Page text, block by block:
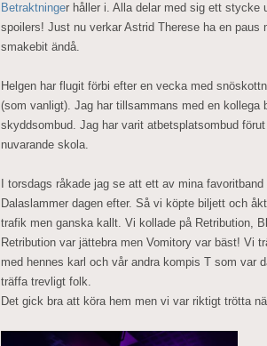
Betraktninger håller i. Alla delar med sig ett stycke
spoilers! Just nu verkar Astrid Therese ha en paus
smakebit ändå.
Helgen har flugit förbi efter en vecka med
(som vanligt). Jag har tillsammans med en kollega
skyddsombud. Jag har varit atbetsplatsombud
nuvarande skola.
I torsdags råkade jag se att ett av mina
Dalaslammer dagen efter. Så vi köpte biljett och
trafik men ganska kallt. Vi kollade på Retribution,
Retribution var jättebra men Vomitory var bäst! Vi
med hennes karl och vår andra kompis T som var
träffa trevligt folk.
Det gick bra att köra hem men vi var riktigt trötta